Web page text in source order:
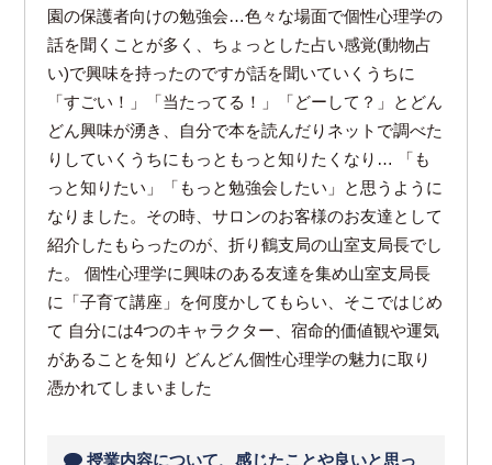
園の保護者向けの勉強会…色々な場面で個性心理学の
話を聞くことが多く、ちょっとした占い感覚(動物占
い)で興味を持ったのですが話を聞いていくうちに
「すごい！」「当たってる！」「どーして？」とどん
どん興味が湧き、自分で本を読んだりネットで調べた
りしていくうちにもっともっと知りたくなり… 「も
っと知りたい」「もっと勉強会したい」と思うように
なりました。その時、サロンのお客様のお友達として
紹介したもらったのが、折り鶴支局の山室支局長でし
た。 個性心理学に興味のある友達を集め山室支局長
に「子育て講座」を何度かしてもらい、そこではじめ
て 自分には4つのキャラクター、宿命的価値観や運気
があることを知り どんどん個性心理学の魅力に取り
憑かれてしまいました
授業内容について、感じたことや良いと思っ